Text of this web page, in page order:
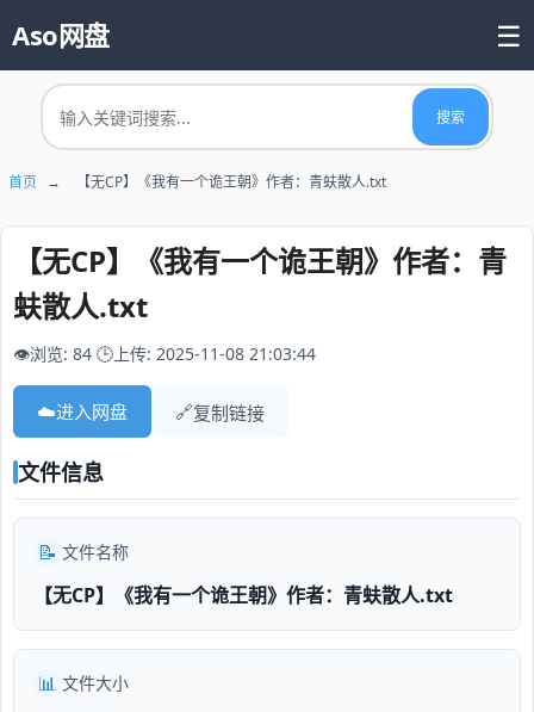
Aso网盘 ☰
首页
📚 热门资源
搜索
首页 → 【无CP】《我有一个诡王朝》作者：青蚨散人.txt
【无CP】《我有一个诡王朝》作者：青
蚨散人.txt
👁️浏览: 84 🕒上传: 2025-11-08 21:03:44
☁️进入网盘 🔗复制链接
文件信息
📝 文件名称
【无CP】《我有一个诡王朝》作者：青蚨散人.txt
📊 文件大小